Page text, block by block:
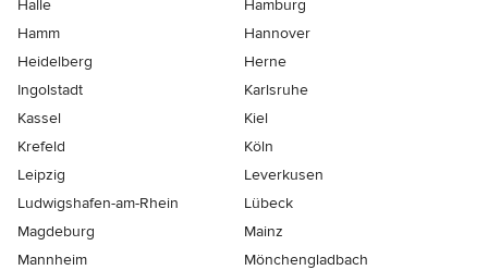
Halle
Hamburg
Hamm
Hannover
Heidelberg
Herne
Ingolstadt
Karlsruhe
Kassel
Kiel
Krefeld
Köln
Leipzig
Leverkusen
Ludwigshafen-am-Rhein
Lübeck
Magdeburg
Mainz
Mannheim
Mönchen­gladbach